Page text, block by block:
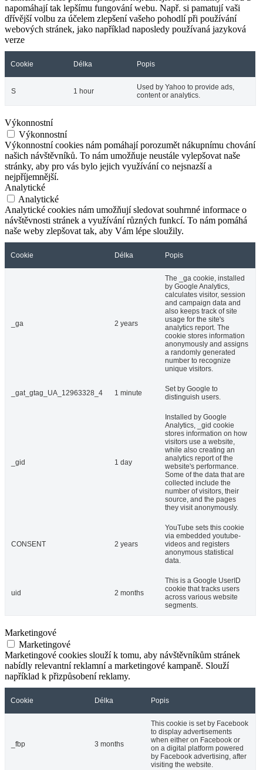
napomáhají tak lepšímu fungování webu. Např. si pamatují vaši
dřívější volbu za účelem zlepšení vašeho pohodlí při používání
webových stránek, jako například naposledy používaná jazyková
verze
Cookie Délka Popis
S 1 hour
Used by Yahoo to provide ads,
content or analytics.
Výkonnostní
Výkonnostní
Výkonnostní cookies nám pomáhají porozumět nákupnímu chování
našich návštěvníků. To nám umožňuje neustále vylepšovat naše
stránky, aby pro vás bylo jejich využívání co nejsnazší a
nejpříjemnější.
Analytické
Analytické
Analytické cookies nám umožňují sledovat souhrnné informace o
návštěvnosti stránek a využívání různých funkcí. To nám pomáhá
naše weby zlepšovat tak, aby Vám lépe sloužily.
Cookie Délka Popis
_ga 2 years
The _ga cookie, installed
by Google Analytics,
calculates visitor, session
and campaign data and
also keeps track of site
usage for the site's
analytics report. The
cookie stores information
anonymously and assigns
a randomly generated
number to recognize
unique visitors.
_gat_gtag_UA_12963328_4 1 minute
Set by Google to
distinguish users.
_gid 1 day
Installed by Google
Analytics, _gid cookie
stores information on how
visitors use a website,
while also creating an
analytics report of the
website's performance.
Some of the data that are
collected include the
number of visitors, their
source, and the pages
they visit anonymously.
CONSENT 2 years
YouTube sets this cookie
via embedded youtube-
videos and registers
anonymous statistical
data.
uid 2 months
This is a Google UserID
cookie that tracks users
across various website
segments.
Marketingové
Marketingové
Marketingové cookies slouží k tomu, aby návštěvníkům stránek
nabídly relevantní reklamní a marketingové kampaně. Slouží
například k přizpůsobení reklamy.
Cookie Délka Popis
_fbp 3 months
This cookie is set by Facebook
to display advertisements
when either on Facebook or
on a digital platform powered
by Facebook advertising, after
visiting the website.